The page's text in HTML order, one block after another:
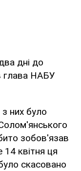
дні до
глава НАБУ
них було
Солом'янського
зобов'язав
квітня ця
скасовано